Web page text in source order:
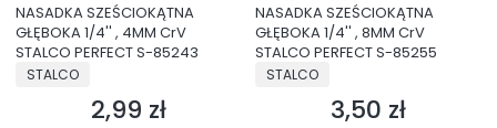
NASADKA SZEŚCIOKĄTNA
GŁĘBOKA 1/4'' , 4MM CrV
STALCO PERFECT S-85243
PRODUCENT
STALCO
Cena
2,99 zł
NASADKA SZEŚCIOKĄTNA
GŁĘBOKA 1/4'' , 8MM CrV
STALCO PERFECT S-85255
PRODUCENT
STALCO
Cena
3,50 zł